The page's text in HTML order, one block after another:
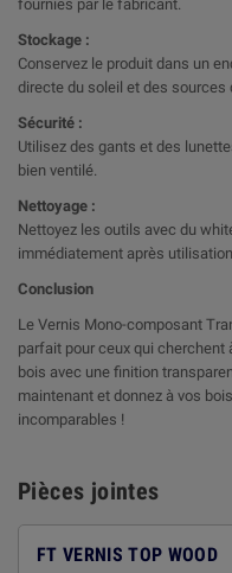
fournies par le fabricant.
Stockage :
Conservez le produit dans un
directe du soleil et des sources
Sécurité :
Utilisez des gants et des
bien ventilé.
Nettoyage :
Nettoyez les outils avec du
immédiatement après
Conclusion
Le Vernis Mono-composant
parfait pour ceux qui
bois avec une finition
maintenant et donnez à vos
incomparables !
Pièces jointes
FT VERNIS TOP WOOD